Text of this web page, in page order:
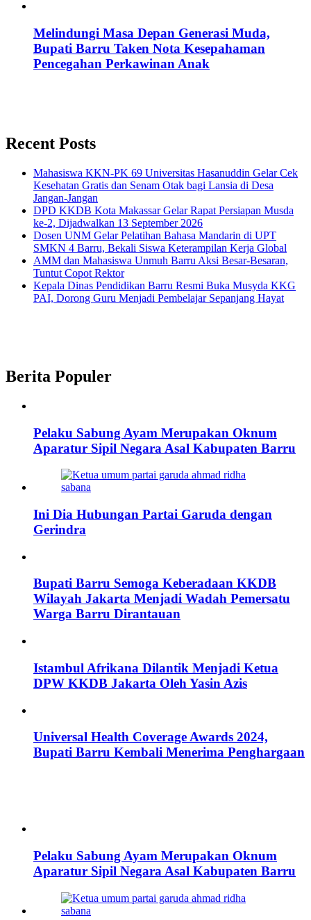
Melindungi Masa Depan Generasi Muda,
Bupati Barru Taken Nota Kesepahaman
Pencegahan Perkawinan Anak
Recent Posts
Mahasiswa KKN-PK 69 Universitas Hasanuddin Gelar Cek
Kesehatan Gratis dan Senam Otak bagi Lansia di Desa
Jangan-Jangan
DPD KKDB Kota Makassar Gelar Rapat Persiapan Musda
ke-2, Dijadwalkan 13 September 2026
Dosen UNM Gelar Pelatihan Bahasa Mandarin di UPT
SMKN 4 Barru, Bekali Siswa Keterampilan Kerja Global
AMM dan Mahasiswa Unmuh Barru Aksi Besar-Besaran,
Tuntut Copot Rektor
Kepala Dinas Pendidikan Barru Resmi Buka Musyda KKG
PAI, Dorong Guru Menjadi Pembelajar Sepanjang Hayat
Berita Populer
Pelaku Sabung Ayam Merupakan Oknum
Aparatur Sipil Negara Asal Kabupaten Barru
Ini Dia Hubungan Partai Garuda dengan
Gerindra
Bupati Barru Semoga Keberadaan KKDB
Wilayah Jakarta Menjadi Wadah Pemersatu
Warga Barru Dirantauan
Istambul Afrikana Dilantik Menjadi Ketua
DPW KKDB Jakarta Oleh Yasin Azis
Universal Health Coverage Awards 2024,
Bupati Barru Kembali Menerima Penghargaan
Pelaku Sabung Ayam Merupakan Oknum
Aparatur Sipil Negara Asal Kabupaten Barru